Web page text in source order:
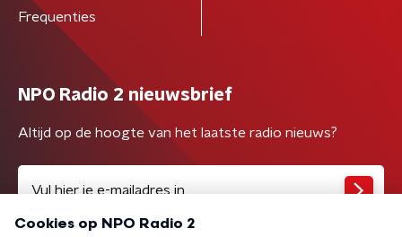
Frequenties
NPO Radio 2 nieuwsbrief
Altijd op de hoogte van het laatste radio nieuws?